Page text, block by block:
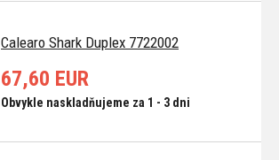
Calearo Shark Duplex 7722002
67,60 EUR
Obvykle naskladňujeme za 1 - 3 dni